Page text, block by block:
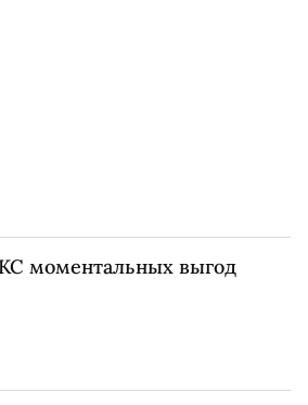
моментальных выгод